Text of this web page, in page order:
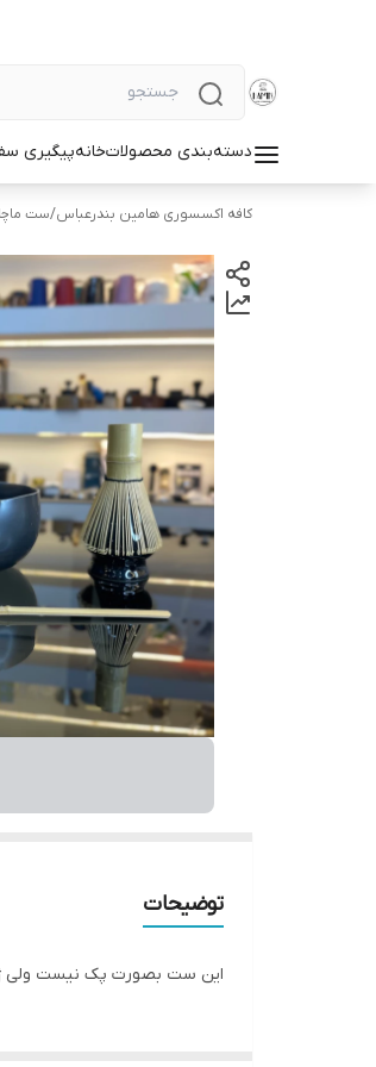
دسته‌بندی محصولاتخانهپیگیری
کافه اکسسوری هامین بندرعباس/ست ماچا
توضیحات
این ست بصورت پک نیست ولی